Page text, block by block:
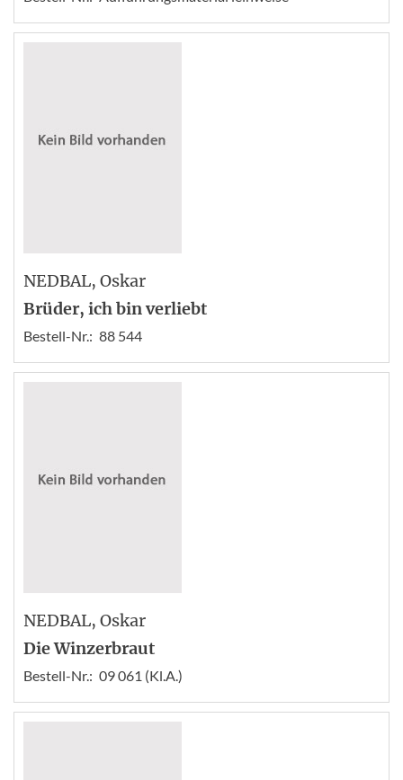
NEDBAL, Oskar
Brüder, ich bin verliebt
Bestell-Nr.: 88 544
NEDBAL, Oskar
Die Winzerbraut
Bestell-Nr.: 09 061 (Kl.A.)